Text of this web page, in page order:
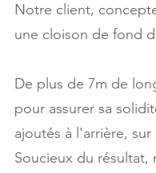
Notre client,
une cloison de fond
De plus de 7m de
pour assurer sa
ajoutés à l'arrière,
Soucieux du résultat,